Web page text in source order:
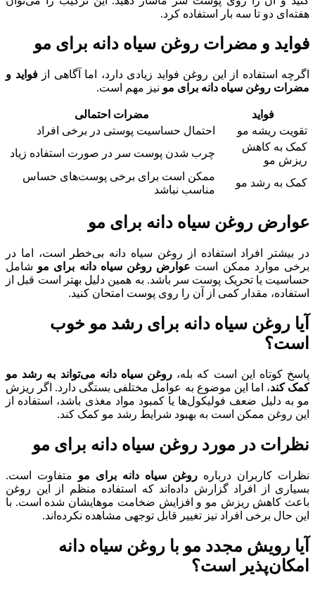
هفته‌ای دو تا سه بار استفاده کرد.
فواید و مضرات روغن سیاه دانه برای مو
اگرچه استفاده از این روغن فواید زیادی دارد، اما آگاهی ازفواید و
مضرات روغن سیاه دانه برای مو نیز مهم است.
فواید
مضرات احتمالی
تقویت ریشه مو
احتمال حساسیت پوستی در برخی افراد
کمک به کاهش
ریزش مو
چرب شدن پوست سر در صورت استفاده زیاد
کمک به رشد مو
ممکن است برای برخی پوست‌های حساس
مناسب نباشد
عوارض روغن سیاه دانه برای مو
در بیشتر افراد استفاده از روغن سیاه دانه بی‌خطر است، اما در
برخی موارد ممکن است عوارض روغن سیاه دانه برای مو شامل
حساسیت یا تحریک پوست سر باشد. به همین دلیل بهتر است قبل از
استفاده، مقدار کمی از آن را روی پوست امتحان کنید.
آیا روغن سیاه دانه برای رشد مو خوب
است؟
پاسخ کوتاه این است که بله، روغن سیاه دانه می‌تواند به رشد مو
کمک کند، اما این موضوع به عوامل مختلفی بستگی دارد. اگر ریزش
مو به دلیل ضعف فولیکول‌ها یا کمبود مواد مغذی باشد، استفاده از
این روغن ممکن است به بهبود شرایط رشد مو کمک کند.
نظرات در مورد روغن سیاه دانه برای مو
نظرات کاربران درباره روغن سیاه دانه برای مو متفاوت است.
بسیاری از افراد گزارش داده‌اند که استفاده منظم از این روغن
باعث کاهش ریزش مو و افزایش ضخامت موهایشان شده است. با
این حال برخی افراد نیز تغییر قابل توجهی مشاهده نکرده‌اند.
آیا رویش مجدد مو با روغن سیاه دانه
امکان‌پذیر است؟